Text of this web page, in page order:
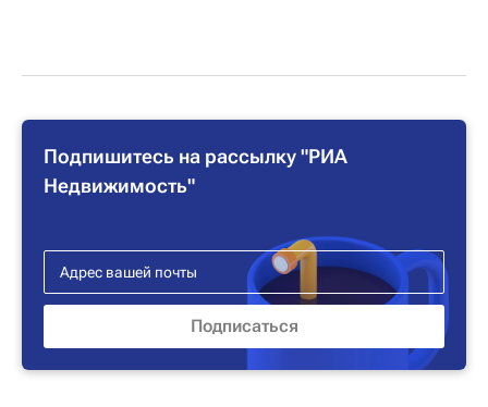
Подпишитесь на рассылку "РИА
Недвижимость"